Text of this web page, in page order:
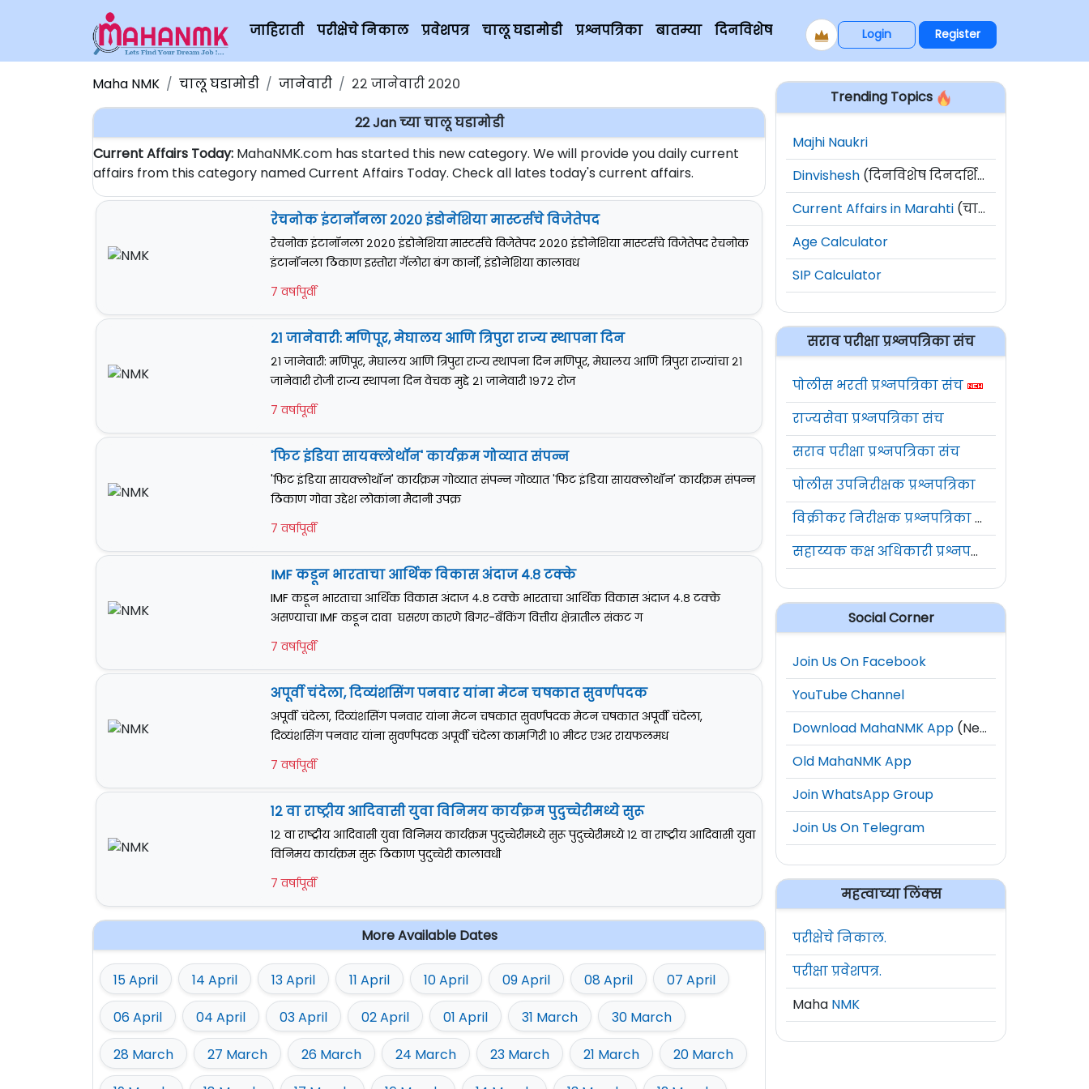
जाहिराती परीक्षेचे निकाल प्रवेशपत्र चालू घडामोडी प्रश्नपत्रिका बातम्या दिनविशेष Login Register
Maha NMK चालू घडामोडी जानेवारी २२ जानेवारी २०२०
22 Jan च्या चालू घडामोडी
Current Affairs Today: MahaNMK.com has started this new category. We will provide you daily current
affairs from this category named Current Affairs Today. Check all lates today's current affairs.
रेचनोक इंटानॉनला २०२० इंडोनेशिया मास्टर्सचे विजेतेपद
रेचनोक इंटानॉनला २०२० इंडोनेशिया मास्टर्सचे विजेतेपद २०२० इंडोनेशिया मास्टर्सचे विजेतेपद रेचनोक
इंटानॉनला ठिकाण इस्तोरा गॅलोरा बंग कार्नो, इंडोनेशिया कालावध
7 वर्षापूर्वी
२१ जानेवारी: मणिपूर, मेघालय आणि त्रिपुरा राज्य स्थापना दिन
२१ जानेवारी: मणिपूर, मेघालय आणि त्रिपुरा राज्य स्थापना दिन मणिपूर, मेघालय आणि त्रिपुरा राज्यांचा २१
जानेवारी रोजी राज्य स्थापना दिन वेचक मुद्दे २१ जानेवारी १९७२ रोज
7 वर्षापूर्वी
'फिट इंडिया सायक्लोथॉन' कार्यक्रम गोव्यात संपन्न
'फिट इंडिया सायक्लोथॉन' कार्यक्रम गोव्यात संपन्न गोव्यात 'फिट इंडिया सायक्लोथॉन' कार्यक्रम संपन्न
ठिकाण गोवा उद्देश लोकांना मैदानी उपक्र
7 वर्षापूर्वी
IMF कडून भारताचा आर्थिक विकास अंदाज ४.८ टक्के
IMF कडून भारताचा आर्थिक विकास अंदाज ४.८ टक्के भारताचा आर्थिक विकास अंदाज ४.८ टक्के
असण्याचा IMF कडून दावा घसरण कारणे बिगर-बँकिंग वित्तीय क्षेत्रातील संकट ग
7 वर्षापूर्वी
अपूर्वी चंदेला, दिव्यंशसिंग पनवार यांना मेटन चषकात सुवर्णपदक
अपूर्वी चंदेला, दिव्यंशसिंग पनवार यांना मेटन चषकात सुवर्णपदक मेटन चषकात अपूर्वी चंदेला,
दिव्यंशसिंग पनवार यांना सुवर्णपदक अपूर्वी चंदेला कामगिरी १० मीटर एअर रायफलमध
7 वर्षापूर्वी
१२ वा राष्ट्रीय आदिवासी युवा विनिमय कार्यक्रम पुदुच्चेरीमध्ये सुरू
१२ वा राष्ट्रीय आदिवासी युवा विनिमय कार्यक्रम पुदुच्चेरीमध्ये सुरू पुदुच्चेरीमध्ये १२ वा राष्ट्रीय आदिवासी युवा
विनिमय कार्यक्रम सुरू ठिकाण पुदुच्चेरी कालावधी
7 वर्षापूर्वी
More Available Dates
15 April 14 April 13 April 11 April 10 April 09 April 08 April
07 April
06 April
04 April 03 April 02 April 01 April 31 March
30 March
28 March
27 March 26 March 24 March 23 March 21 March
20 March
Trending Topics
Majhi Naukri
Dinvishesh (दिनविशेष दिनदर्शिका)
Current Affairs in Marahti (चालू घडामोडी)
Age Calculator
SIP Calculator
सराव परीक्षा प्रश्नपत्रिका संच
पोलीस भरती प्रश्नपत्रिका संच
राज्यसेवा प्रश्नपत्रिका संच
सराव परीक्षा प्रश्नपत्रिका संच
पोलीस उपनिरीक्षक प्रश्नपत्रिका
विक्रीकर निरीक्षक प्रश्नपत्रिका संच
सहाय्यक कक्ष अधिकारी प्रश्नपत्रिका संच
Social Corner
Join Us On Facebook
YouTube Channel
Download MahaNMK App (New)
Old MahaNMK App
Join WhatsApp Group
Join Us On Telegram
महत्वाच्या लिंक्स
परीक्षेचे निकाल.
परीक्षा प्रवेशपत्र.
Maha NMK